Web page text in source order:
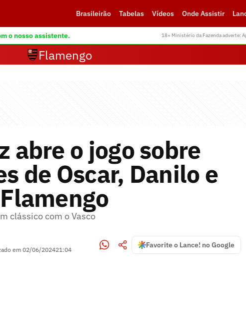
Brasileirão Tabelas Vídeos Onde Assistir
o nosso assistente. 18+ Ministério da Fazenda adverte:
Flamengo
abre o jogo sobre
de Oscar, Danilo e
clássico com o Vasco
em 02/06/202421:04
Favorite o Lance! no Google